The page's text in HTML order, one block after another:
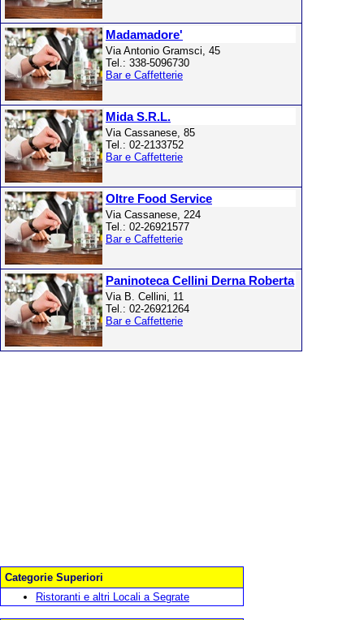
Madamadore'
Via Antonio Gramsci, 45
Tel.: 338-5096730
Bar e Caffetterie
Mida S.R.L.
Via Cassanese, 85
Tel.: 02-2133752
Bar e Caffetterie
Oltre Food Service
Via Cassanese, 224
Tel.: 02-26921577
Bar e Caffetterie
Paninoteca Cellini Derna Roberta
Via B. Cellini, 11
Tel.: 02-26921264
Bar e Caffetterie
Categorie Superiori
Ristoranti e altri Locali a Segrate